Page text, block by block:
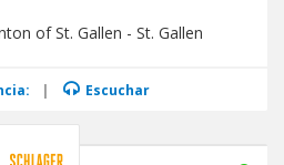
of St. Gallen - St. Gallen
| Escuchar